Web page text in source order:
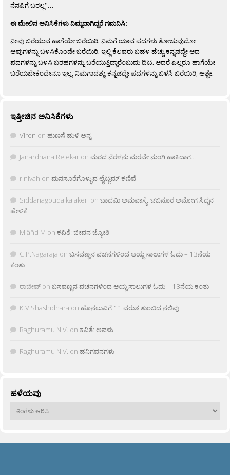
ನೆನಪಿಗೆ ಬರಲ್ಲ”…
ಈ ಮೇಲಿನ ಅನಿಸಿಕೆಗಳು ನಿಮ್ಮದಾಗಿದ್ದರೆ ಗಮನಿಸಿ:
ನೀವು ಬರೆಯುವ ಹಾಗೆಯೇ ಬರೆಯಿರಿ. ನಿಮಗೆ ಯಾವ ಪದಗಳು ತೋಚುವುದೋ
ಅವುಗಳನ್ನು ಬಳಸಿಕೊಂಡೇ ಬರೆಯಿರಿ. ಇಲ್ಲಿ ಕೆಲವರು ಬಹಳ ಹೆಚ್ಚು ಕನ್ನಡದ್ದೇ ಆದ
ಪದಗಳನ್ನು ಬಳಸಿ ಬರಹಗಳನ್ನು ಬರೆಯುತ್ತಿದ್ದಾರೆಂಬುದು ದಿಟ. ಆದರೆ ಎಲ್ಲರೂ ಹಾಗೆಯೇ
ಬರೆಯಬೇಕೆಂದೇನೂ ಇಲ್ಲ. ನಿಮಗಾದಶ್ಟು ಕನ್ನಡದ್ದೇ ಪದಗಳನ್ನು ಬಳಸಿ ಬರೆಯಿರಿ, ಅಶ್ಟೇ.
ಇತ್ತೀಚಿನ ಅನಿಸಿಕೆಗಳು
Viren on ಹುಣಸೆ ಹುಳಿ ಅನ್ನ
Janardhana Relekar on ಮರದ ನೆರಳನು ಮರವೇ ನುಂಗಿ ಹಾಕಿದಾಗ…
rjnivah on ಮನಸೂರೆಗೊಳ್ಳುವ ಲೈಟ್ಲಮ್ ಕಣಿವೆ
Siddanagouda kalakeri on ಬಾದಮಿ ಅಮವಾಸ್ಯೆ: ಚಬನೂರ ಅಮೋಗ ಸಿದ್ದನ
ಹೇಳಿಕೆ
M âñd M on ಕವಿತೆ: ಜೀವನ ಜ್ಯೋತಿ
C.P.Nagaraja on ಬಸವಣ್ಣನ ವಚನಗಳಿಂದ ಆಯ್ದ ಸಾಲುಗಳ ಓದು – 13ನೆಯ
ಕಂತು
ರಾಜೀವ್ on ಬಸವಣ್ಣನ ವಚನಗಳಿಂದ ಆಯ್ದ ಸಾಲುಗಳ ಓದು – 13ನೆಯ ಕಂತು
K.V Shashidhara on ಹೊನಲುವಿಗೆ 11 ವರುಶ ತುಂಬಿದ ನಲಿವು
Raghuramu N.V. on ಕವಿತೆ: ಅವಳು
Raghuramu N.V. on ಹನಿಗವನಗಳು
ಹಳೆಯವು
ಹಳೆಯವು